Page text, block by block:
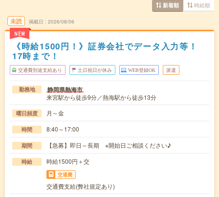
新着順 時給順
未読
NEW
掲載日 2026/08/06
《時給1500円！》証券会社でデータ入力等！
17時まで！
交通費別途支給あり 土日祝日が休み WEB登録OK 派遣
勤務地 静岡県熱海市
来宮駅から徒歩9分／熱海駅から徒歩13分
曜日頻度 月～金
時間 8:40～17:00
期間 【急募】即日～長期 ※開始日ご相談ください♪
時給 時給1500円＋交
交通費
交通費支給(弊社規定あり)